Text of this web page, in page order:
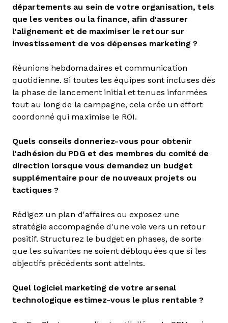
départements au sein de votre organisation, tels
que les ventes ou la finance, afin d'assurer
l'alignement et de maximiser le retour sur
investissement de vos dépenses marketing ?
Réunions hebdomadaires et communication
quotidienne. Si toutes les équipes sont incluses dès
la phase de lancement initial et tenues informées
tout au long de la campagne, cela crée un effort
coordonné qui maximise le ROI.
Quels conseils donneriez-vous pour obtenir
l'adhésion du PDG et des membres du comité de
direction lorsque vous demandez un budget
supplémentaire pour de nouveaux projets ou
tactiques ?
Rédigez un plan d'affaires ou exposez une
stratégie accompagnée d'une voie vers un retour
positif. Structurez le budget en phases, de sorte
que les suivantes ne soient débloquées que si les
objectifs précédents sont atteints.
Quel logiciel marketing de votre arsenal
technologique estimez-vous le plus rentable ?